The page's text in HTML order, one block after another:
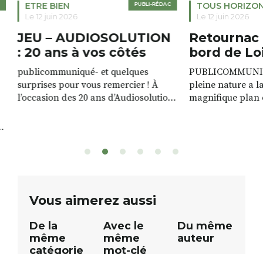
PUBLI-RÉDAC
ETRE BIEN
Le 12 juin 2026
JEU – AUDIOSOLUTION
: 20 ans à vos côtés
publicommuniqué- et quelques
surprises pour vous remercier ! À
l’occasion des 20 ans d’Audiosolution,
sont à gagner, sélectionnés auprès
12h à […]
TOUS
Le 12 juin 2026
Retournac
bord de
pleine nature a
magnifique plan
Vous aimerez aussi
De la
même
catégorie
Avec le
même
mot-clé
Du même
auteur